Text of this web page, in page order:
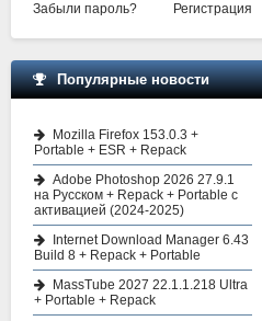
Забыли пароль? Регистрация
Популярные новости
Mozilla Firefox 153.0.3 +
Portable + ESR + Repack
Adobe Photoshop 2026 27.9.1
на Русском + Repack + Portable с
активацией (2024-2025)
Internet Download Manager 6.43
Build 8 + Repack + Portable
MassTube 2027 22.1.1.218 Ultra
+ Portable + Repack